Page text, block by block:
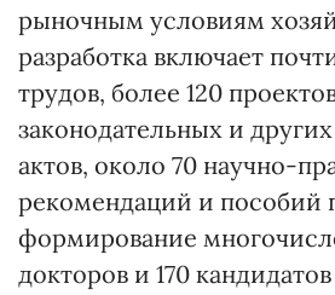
рыночным условиям
разработка включает
трудов, более 120
законодательных и
актов, около 70 научно-
рекомендаций и пособий
формирование
докторов и 170